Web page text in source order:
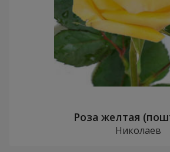
Роза желтая
Николаев